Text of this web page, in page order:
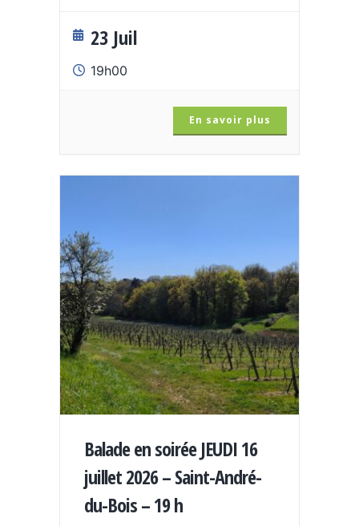
23 Juil
19h00
En savoir plus
Balade en soirée JEUDI 16
juillet 2026 – Saint-André-
du-Bois – 19 h